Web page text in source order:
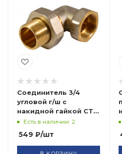
Соединитель 3/4
угловой г/ш с
накидной гайкой СТМ
незЕсть в наличии: 2
549 ₽/шт